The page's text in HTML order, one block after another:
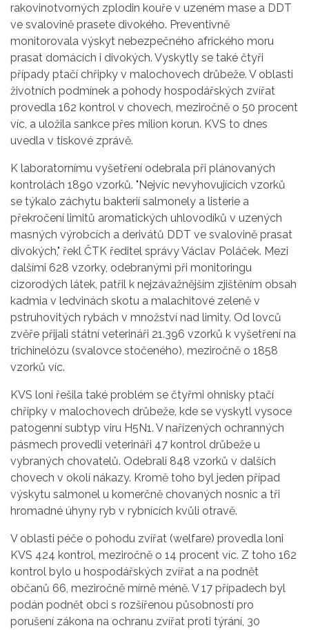
rakovinotvorných zplodin kouře v uzeném mase a DDT
ve svalovině prasete divokého. Preventivně
monitorovala výskyt nebezpečného afrického moru
prasat domácích i divokých. Vyskytly se také čtyři
případy ptačí chřipky v malochovech drůbeže. V oblasti
životních podmínek a pohody hospodářských zvířat
provedla 162 kontrol v chovech, meziročně o 50 procent
víc, a uložila sankce přes milion korun. KVS to dnes
uvedla v tiskové zprávě.
K laboratornímu vyšetření odebrala při plánovaných
kontrolách 1890 vzorků. "Nejvíc nevyhovujících vzorků
se týkalo záchytu bakterií salmonely a listerie a
překročení limitů aromatických uhlovodíků v uzených
masných výrobcích a derivátů DDT ve svalovině prasat
divokých," řekl ČTK ředitel správy Václav Poláček. Mezi
dalšími 628 vzorky, odebranými při monitoringu
cizorodých látek, patřil k nejzávažnějším zjištěním obsah
kadmia v ledvinách skotu a malachitové zeleně v
pstruhovitých rybách v množství nad limity. Od lovců
zvěře přijali státní veterináři 21.396 vzorků k vyšetření na
trichinelózu (svalovce stočeného), meziročně o 1858
vzorků víc.
KVS loni řešila také problém se čtyřmi ohnisky ptačí
chřipky v malochovech drůbeže, kde se vyskytl vysoce
patogenní subtyp viru H5N1. V nařízených ochranných
pásmech provedli veterináři 47 kontrol drůbeže u
vybraných chovatelů. Odebrali 848 vzorků v dalších
chovech v okolí nákazy. Kromě toho byl jeden případ
výskytu salmonel u komerčně chovaných nosnic a tři
hromadné úhyny ryb v rybnících kvůli otravě.
V oblasti péče o pohodu zvířat (welfare) provedla loni
KVS 424 kontrol, meziročně o 14 procent víc. Z toho 162
kontrol bylo u hospodářských zvířat a na podnět
občanů 66, meziročně mírně méně. V 17 případech byl
podán podnět obci s rozšířenou působností pro
porušení zákona na ochranu zvířat proti týrání, 30